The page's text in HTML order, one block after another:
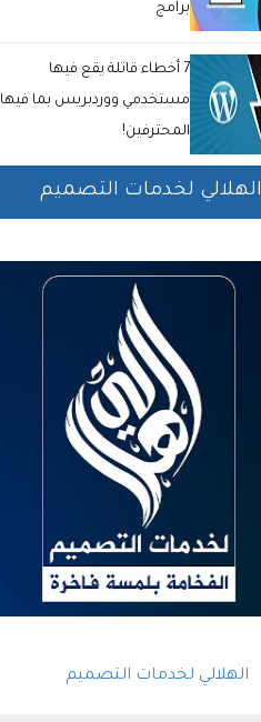
برامج
7 أخطاء قاتلة يقع فيها
مستخدمي ووردبريس بما فيها
المحترفين!
الهلالي لخدمات التصميم
الهلالي لخدمات التصميم